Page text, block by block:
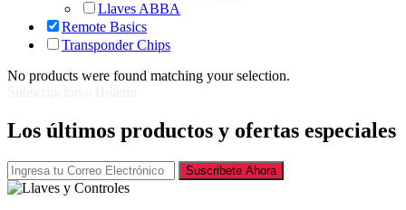
Llaves ABBA
Remote Basics
Transponder Chips
No products were found matching your selection.
Los últimos productos y ofertas especiales
Suscribete Ahora